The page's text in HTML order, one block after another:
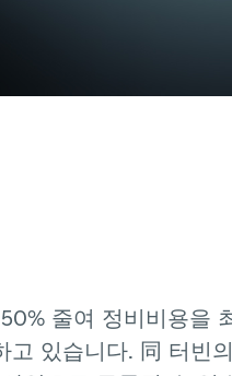
50% 줄여 정비비용을
고 있습니다. 同 터빈